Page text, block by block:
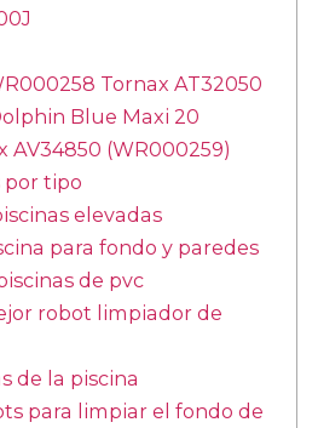
Tornax AT32050
Blue Maxi 20
AV34850 (WR000259)
por tipo
elevadas
para fondo y paredes
de pvc
robot limpiador de
de la piscina
para limpiar el fondo de